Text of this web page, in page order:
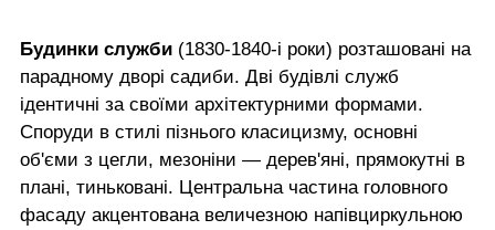
Будинки служби (1830-1840-і роки) розташовані на
парадному дворі садиби. Дві будівлі служб
ідентичні за своїми архітектурними формами.
Споруди в стилі пізнього класицизму, основні
об'єми з цегли, мезоніни — дерев'яні, прямокутні в
плані, тиньковані. Центральна частина головного
фасаду акцентована величезною напівциркульною